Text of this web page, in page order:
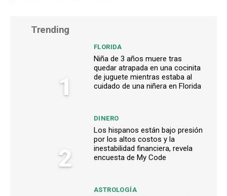
Trending
1
FLORIDA
Niña de 3 años muere tras
quedar atrapada en una cocinita
de juguete mientras estaba al
cuidado de una niñera en Florida
2
DINERO
Los hispanos están bajo presión
por los altos costos y la
inestabilidad financiera, revela
encuesta de My Code
ASTROLOGÍA